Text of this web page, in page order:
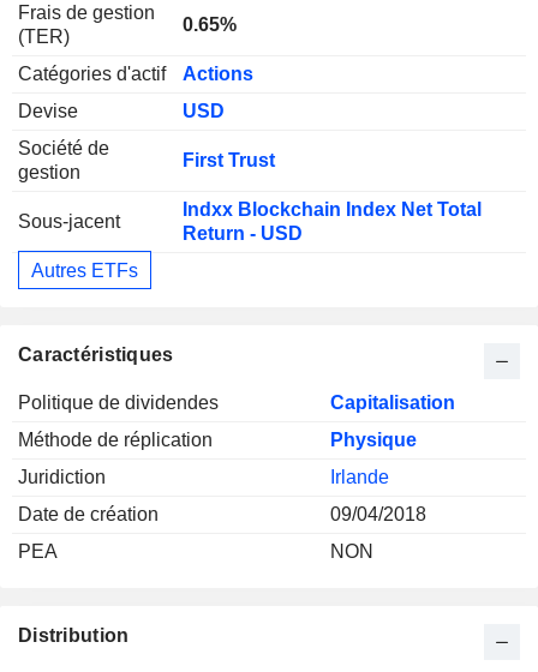
Frais de gestion
(TER)
0.65%
Catégories d'actif
Actions
Devise
USD
Société de
gestion
First Trust
Sous-jacent
Indxx Blockchain Index Net Total
Return - USD
Autres ETFs
Caractéristiques
Politique de dividendes
Capitalisation
Méthode de réplication
Physique
Juridiction
Irlande
Date de création
09/04/2018
PEA
NON
Distribution